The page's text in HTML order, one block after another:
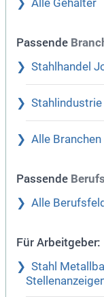
Alle Gehälter
Passende
Stahlhandel
Alle Branchen
Passende
Alle
Für Arbeitgeber:
Stahl